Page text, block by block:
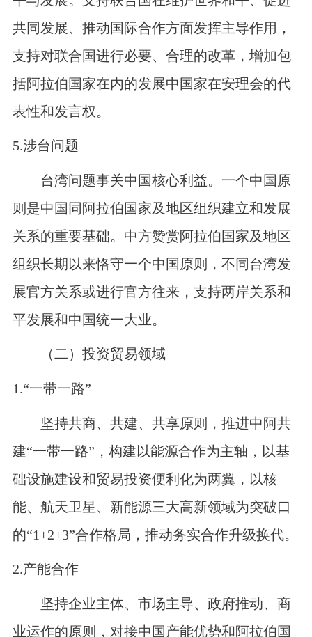
共同发展、推动国际合作方面发挥主导作用，
支持对联合国进行必要、合理的改革，增加包
括阿拉伯国家在内的发展中国家在安理会的代
表性和发言权。
5.涉台问题
台湾问题事关中国核心利益。一个中国原
则是中国同阿拉伯国家及地区组织建立和发展
关系的重要基础。中方赞赏阿拉伯国家及地区
组织长期以来恪守一个中国原则，不同台湾发
展官方关系或进行官方往来，支持两岸关系和
平发展和中国统一大业。
（二）投资贸易领域
1.“一带一路”
坚持共商、共建、共享原则，推进中阿共
建“一带一路”，构建以能源合作为主轴，以基
础设施建设和贸易投资便利化为两翼，以核
能、航天卫星、新能源三大高新领域为突破口
的“1+2+3”合作格局，推动务实合作升级换代。
2.产能合作
坚持企业主体、市场主导、政府推动、商
业运作的原则，对接中国产能优势和阿拉伯国